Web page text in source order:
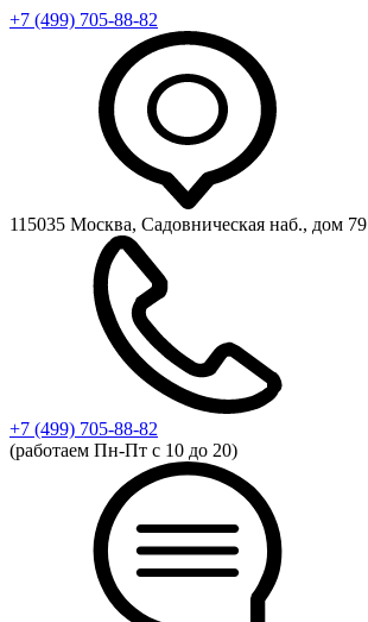
+7 (499) 705-88-82
115035 Москва, Садовническая наб., дом 79
+7 (499) 705-88-82
(работаем Пн-Пт с 10 до 20)